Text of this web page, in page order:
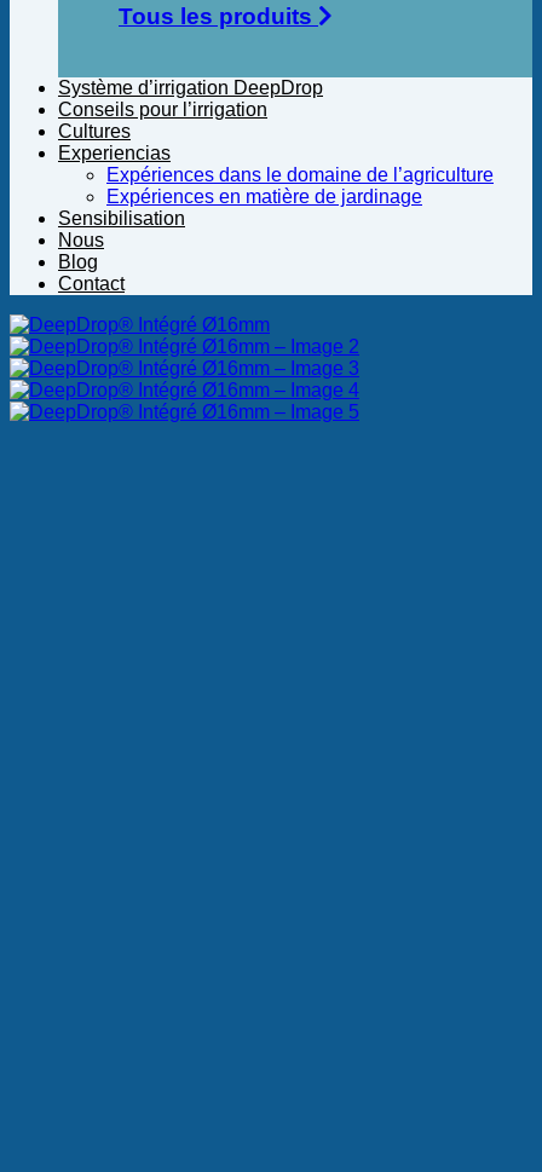
Tous les produits
Système d’irrigation DeepDrop
Conseils pour l’irrigation
Cultures
Experiencias
Expériences dans le domaine de l’agriculture
Expériences en matière de jardinage
Sensibilisation
Nous
Blog
Contact